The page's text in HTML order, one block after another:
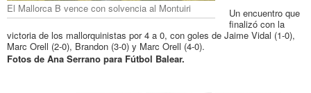
El Mallorca B vence con solvencia al Montuiri
Un encuentro que
finalizó con la
victoria de los mallorquinistas por 4 a 0, con goles de Jaime Vidal (1-0),
Marc Orell (2-0), Brandon (3-0) y Marc Orell (4-0).
Fotos de Ana Serrano para Fútbol Balear.